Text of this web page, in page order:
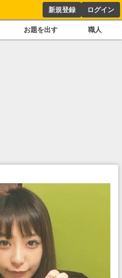
新規登録 ログイン
お題を出す 職人